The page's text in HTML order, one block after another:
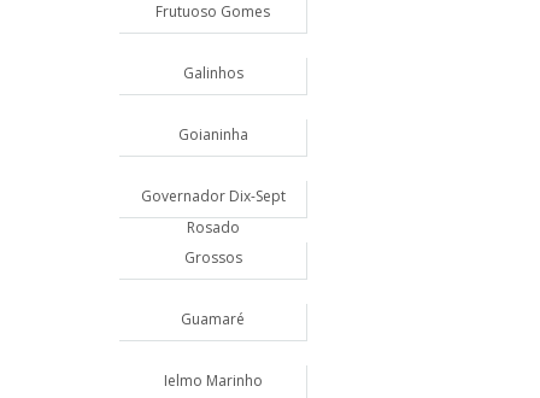
Frutuoso Gomes
Galinhos
Goianinha
Governador Dix-Sept
Rosado
Grossos
Guamaré
Ielmo Marinho